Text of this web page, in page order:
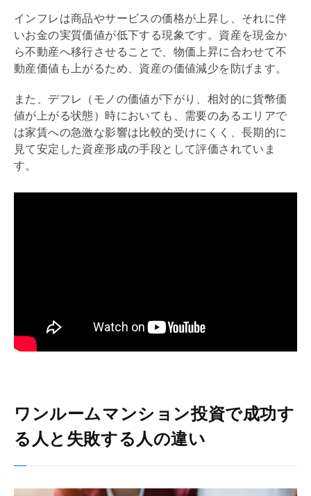
インフレは商品やサービスの価格が上昇し、それに伴
いお金の実質価値が低下する現象です。資産を現金か
ら不動産へ移行させることで、物価上昇に合わせて不
動産価値も上がるため、資産の価値減少を防げます。
また、デフレ（モノの価値が下がり、相対的に貨幣価
値が上がる状態）時においても、需要のあるエリアで
は家賃への急激な影響は比較的受けにくく、長期的に
見て安定した資産形成の手段として評価されていま
す。
ワンルームマンション投資で成功す
る人と失敗する人の違い